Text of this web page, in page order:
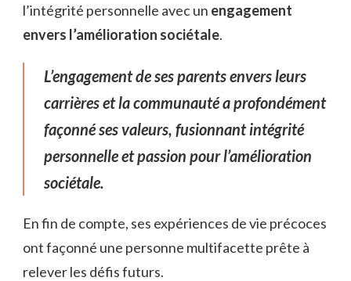
l’intégrité personnelle avec un engagement
envers l’amélioration sociétale.
L’engagement de ses parents envers leurs
carrières et la communauté a profondément
façonné ses valeurs, fusionnant intégrité
personnelle et passion pour l’amélioration
sociétale.
En fin de compte, ses expériences de vie précoces
ont façonné une personne multifacette prête à
relever les défis futurs.